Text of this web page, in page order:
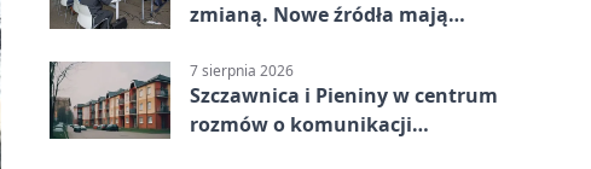
zmianą. Nowe źródła mają
7 sierpnia 2026
Szczawnica i Pieniny w centrum
rozmów o komunikacji